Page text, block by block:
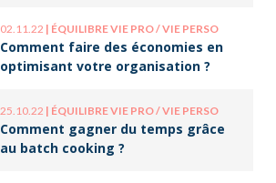
02.11.22 | ÉQUILIBRE VIE PRO / VIE PERSO
Comment faire des économies en
optimisant votre organisation ?
25.10.22 | ÉQUILIBRE VIE PRO / VIE PERSO
Comment gagner du temps grâce
au batch cooking ?